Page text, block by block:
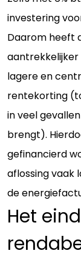
investering
Daarom heeft
aantrekkelijker
lagere en
rentekorting
in veel
brengt).
gefinancierd
aflossing vaak
de
Het